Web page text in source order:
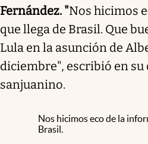
Fernández. "Nos hicimos
que llega de Brasil. Que
Lula en la asunción de
diciembre", escribió en
sanjuanino.
Nos hicimos eco de la
Brasil.